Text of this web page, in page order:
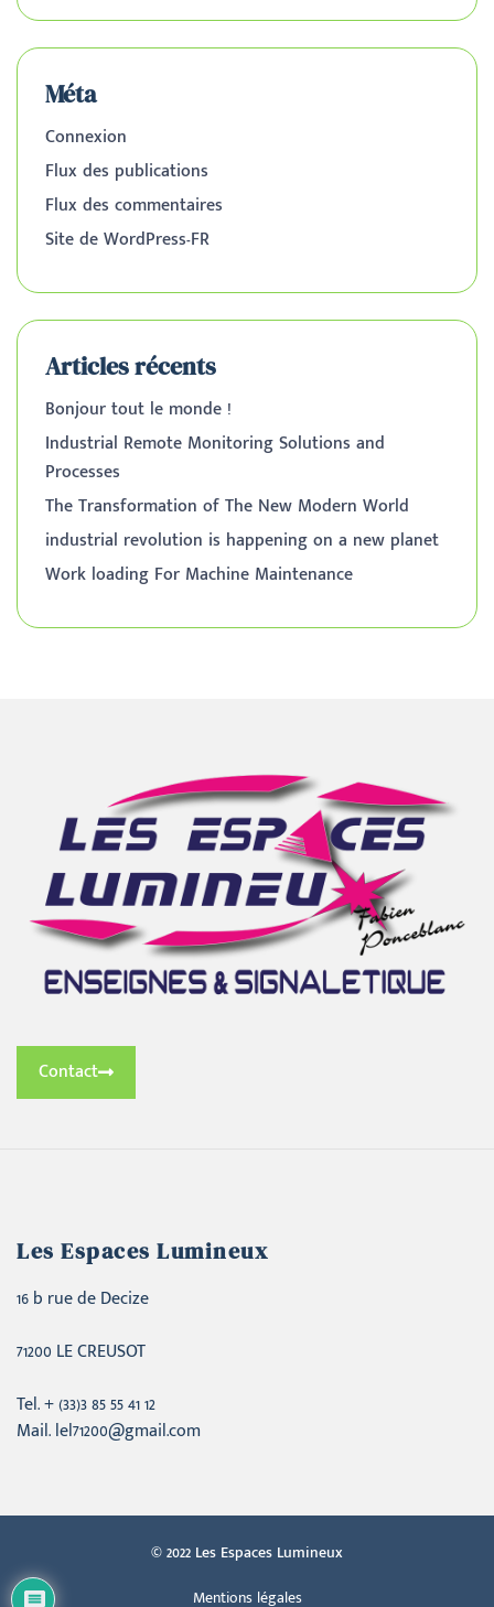
Méta
Connexion
Flux des publications
Flux des commentaires
Site de WordPress-FR
Articles récents
Bonjour tout le monde !
Industrial Remote Monitoring Solutions and
Processes
The Transformation of The New Modern World
industrial revolution is happening on a new planet
Work loading For Machine Maintenance
Contact
Les Espaces Lumineux
16 b rue de Decize
71200 LE CREUSOT
Tel. + (33)3 85 55 41 12
Mail. lel71200@gmail.com
© 2022 Les Espaces Lumineux
Mentions légales